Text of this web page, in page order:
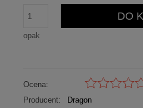
opak
DO
Ocena:
Producent:
Dragon